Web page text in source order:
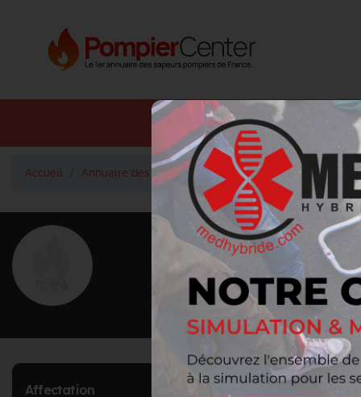
Annuaire SDIS
Accueil Annuaire des pompiers Capitaine RUIZ Nicolas
<Retour à la liste des pompiers
RUIZ
Grade : Capitaine
Affectation